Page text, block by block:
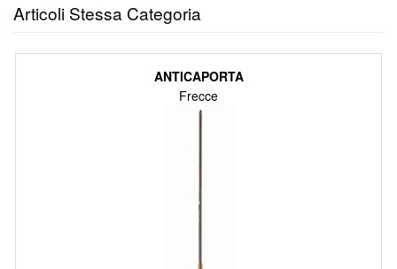
Articoli Stessa Categoria
ANTICAPORTA
Frecce